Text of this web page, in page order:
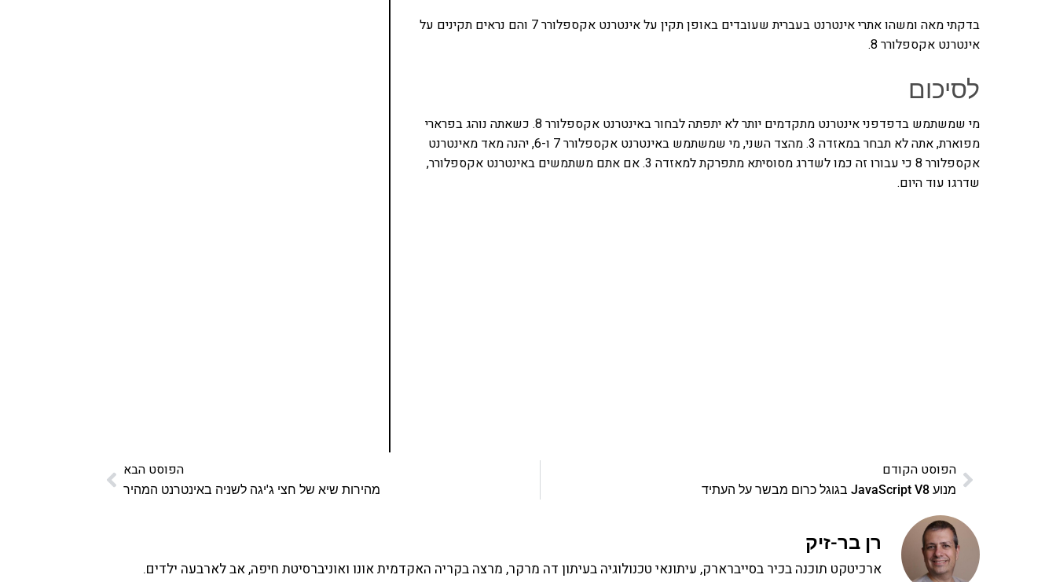
בדקתי מאה ומשהו אתרי אינטרנט בעברית שעובדים באופן תקין על אינטרנט אקספלורר 7 והם נראים תקינים על
אינטרנט אקספלורר 8.
לסיכום
מי שמשתמש בדפדפני אינטרנט מתקדמים יותר לא יתפתה לבחור באינטרנט אקספלורר 8. כשאתה נוהג בפרארי
מפוארת, אתה לא תבחר במאזדה 3. מהצד השני, מי שמשתמש באינטרנט אקספלורר 7 ו-6, יהנה מאד מאינטרנט
אקספלורר 8 כי עבורו זה כמו לשדרג מסוסיתא מתפרקת למאזדה 3. אם אתם משתמשים באינטרנט אקספלורר,
שדרגו עוד היום.
הפוסט הקודם
מנוע JavaScript V8 בגוגל כרום מבשר על העתיד
הפוסט הבא
מהירות שיא של חצי ג'יגה לשניה באינטרנט המהיר
רן בר-זיק
ארכיטקט תוכנה בכיר בסייברארק, עיתונאי טכנולוגיה בעיתון דה מרקר, מרצה בקריה האקדמית אונו ואוניברסיטת חיפה, אב לארבעה ילדים.